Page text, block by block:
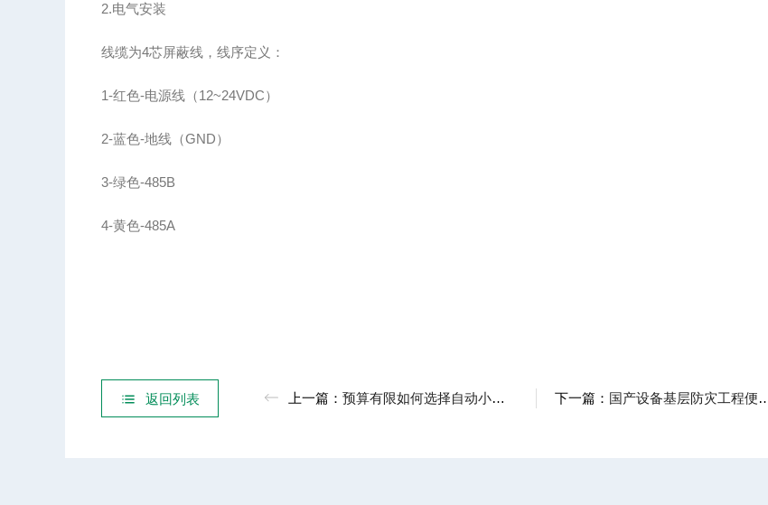
2.电气安装
线缆为4芯屏蔽线，线序定义：
1-红色-电源线（12~24VDC）
2-蓝色-地线（GND）
3-绿色-485B
4-黄色-485A
返回列表 上一篇： 预算有限如何选择自动小型气象站，这个品牌值得关注—云境天合 下一篇： 国产设备基层防灾工程便携式气象仪哪家好？为你推荐实力派厂家云境天合